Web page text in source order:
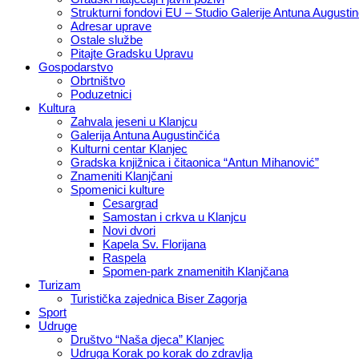
Strukturni fondovi EU – Studio Galerije Antuna
Adresar uprave
Ostale službe
Pitajte Gradsku Upravu
Gospodarstvo
Obrtništvo
Poduzetnici
Kultura
Zahvala jeseni u Klanjcu
Galerija Antuna Augustinčića
Kulturni centar Klanjec
Gradska knjižnica i čitaonica “Antun Mihanović”
Znameniti Klanjčani
Spomenici kulture
Cesargrad
Samostan i crkva u Klanjcu
Novi dvori
Kapela Sv. Florijana
Raspela
Spomen-park znamenitih Klanjčana
Turizam
Turistička zajednica Biser Zagorja
Sport
Udruge
Društvo “Naša djeca” Klanjec
Udruga Korak po korak do zdravlja